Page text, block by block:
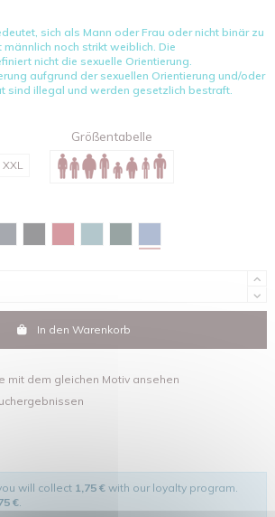
sich als Mann oder Frau oder nicht binär zu
noch strikt weiblich. Die
nicht die sexuelle Orientierung.
aufgrund der sexuellen Orientierung und/oder
sind illegal und werden gesetzlich bestraft.
XXL
Größentabelle
In den Warenkorb
mit dem gleichen Motiv ansehen
will collect 1,75 € with our loyalty program.
€